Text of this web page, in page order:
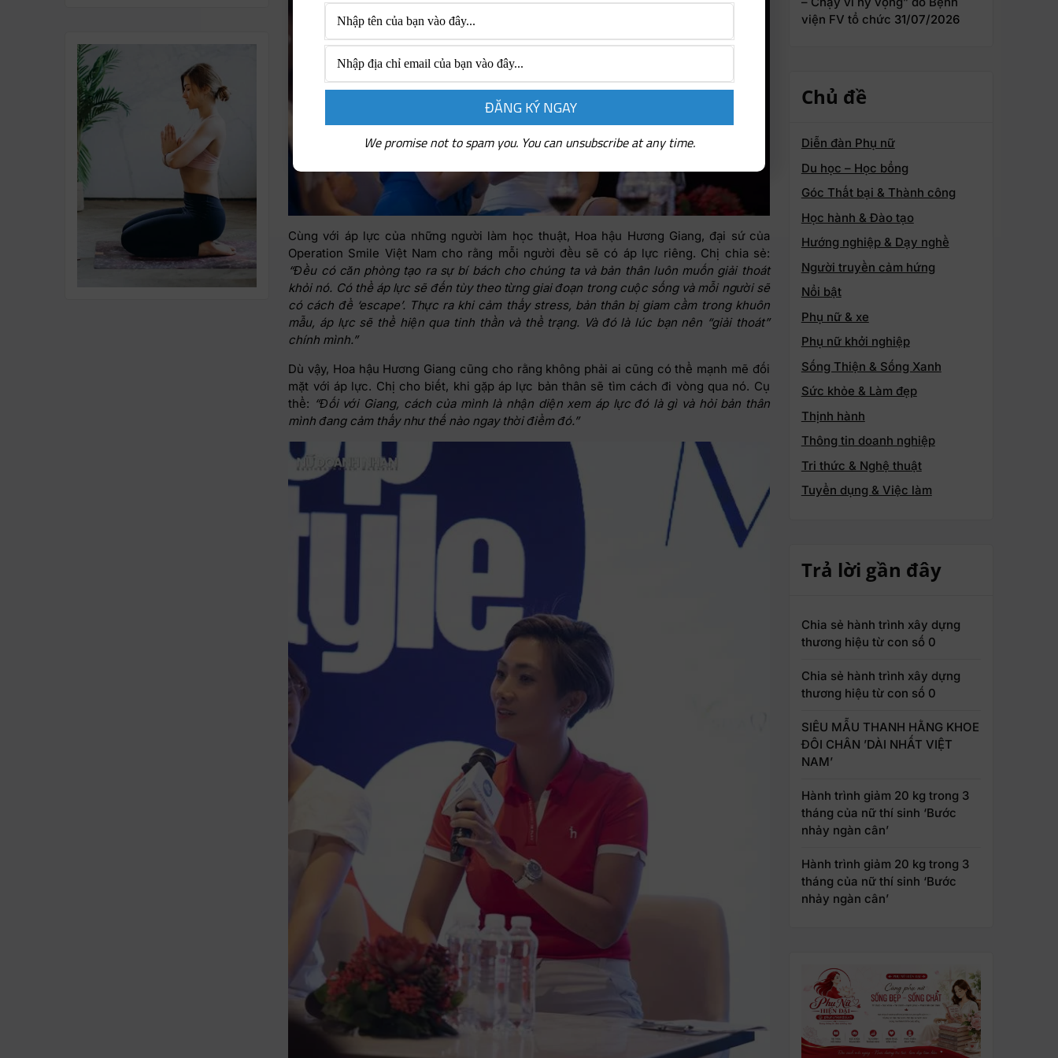
Cùng với áp lực của những người làm học thuật, Hoa hậu Hương Giang, đại sứ của
Operation Smile Việt Nam cho rằng mỗi người đều sẽ có áp lực riêng. Chị chia sẻ:
“Đều có căn phòng tạo ra sự bí bách cho chúng ta và bản thân luôn muốn giải thoát
khỏi nó. Có thể áp lực sẽ đến tùy theo từng giai đoạn trong cuộc sống và mỗi người sẽ
có cách để ‘escape’. Thực ra khi cảm thấy stress, bản thân bị giam cầm trong khuôn
mẫu, áp lực sẽ thể hiện qua tinh thần và thể trạng. Và đó là lúc bạn nên “giải thoát”
chính mình.”
Dù vậy, Hoa hậu Hương Giang cũng cho rằng không phải ai cũng có thể mạnh mẽ đối
mặt với áp lực. Chị cho biết, khi gặp áp lực bản thân sẽ tìm cách đi vòng qua nó. Cụ
thể: “Đối với Giang, cách của mình là nhận diện xem áp lực đó là gì và hỏi bản thân
mình đang cảm thấy như thế nào ngay thời điểm đó.”
viện FV tổ chức 31/07/2026
Chủ đề
Diễn đàn Phụ nữ
Du học – Học bổng
Góc Thất bại & Thành công
Học hành & Đào tạo
Hướng nghiệp & Dạy nghề
Người truyền cảm hứng
Nổi bật
Phụ nữ & xe
Phụ nữ khởi nghiệp
Sống Thiện & Sống Xanh
Sức khỏe & Làm đẹp
Thịnh hành
Thông tin doanh nghiệp
Tri thức & Nghệ thuật
Tuyển dụng & Việc làm
Trả lời gần đây
Chia sẻ hành trình xây dựng
thương hiệu từ con số 0
Chia sẻ hành trình xây dựng
thương hiệu từ con số 0
SIÊU MẪU THANH HẰNG KHOE
ĐÔI CHÂN ’DÀI NHẤT VIỆT
NAM’
Hành trình giảm 20 kg trong 3
tháng của nữ thí sinh ‘Bước
nhảy ngàn cân’
Hành trình giảm 20 kg trong 3
tháng của nữ thí sinh ‘Bước
nhảy ngàn cân’
We promise not to spam you. You can unsubscribe at any time.